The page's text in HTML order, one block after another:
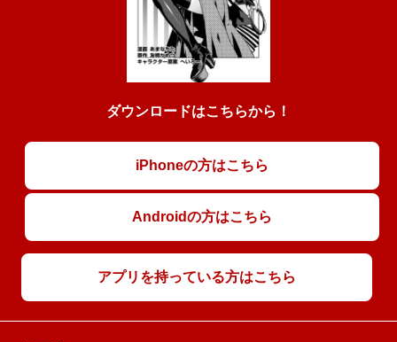
ダウンロードはこちらから！
iPhoneの方はこちら
Androidの方はこちら
アプリを持っている方はこちら